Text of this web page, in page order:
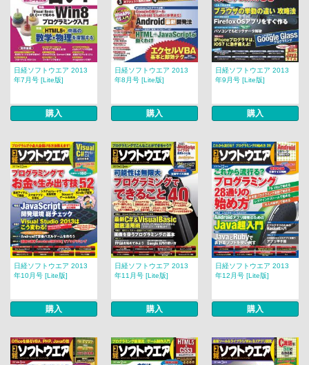
日経ソフトウエア 2013
年7月号 [Lite版]
購入
日経ソフトウエア 2013
年8月号 [Lite版]
購入
日経ソフトウエア 2013
年9月号 [Lite版]
購入
日経ソフトウエア 2013
年10月号 [Lite版]
購入
日経ソフトウエア 2013
年11月号 [Lite版]
購入
日経ソフトウエア 2013
年12月号 [Lite版]
購入